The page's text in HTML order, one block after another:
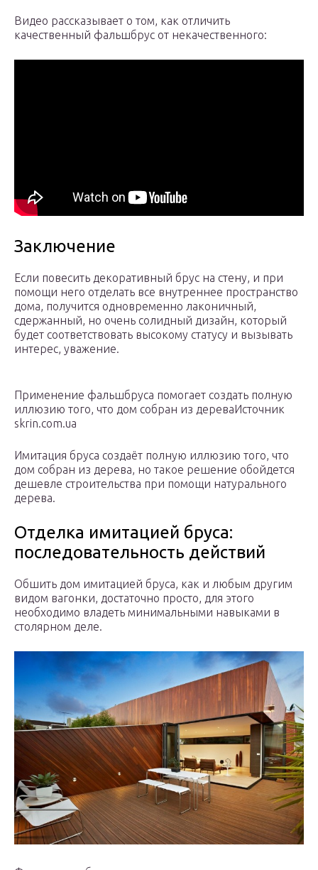
Видео рассказывает о том, как отличить
качественный фальшбрус от некачественного:
Заключение
Если повесить декоративный брус на стену, и при
помощи него отделать все внутреннее пространство
дома, получится одновременно лаконичный,
сдержанный, но очень солидный дизайн, который
будет соответствовать высокому статусу и вызывать
интерес, уважение.
Применение фальшбруса помогает создать полную
иллюзию того, что дом собран из дереваИсточник
skrin.com.ua
Имитация бруса создаёт полную иллюзию того, что
дом собран из дерева, но такое решение обойдется
дешевле строительства при помощи натурального
дерева.
Отделка имитацией бруса:
последовательность действий
Обшить дом имитацией бруса, как и любым другим
видом вагонки, достаточно просто, для этого
необходимо владеть минимальными навыками в
столярном деле.